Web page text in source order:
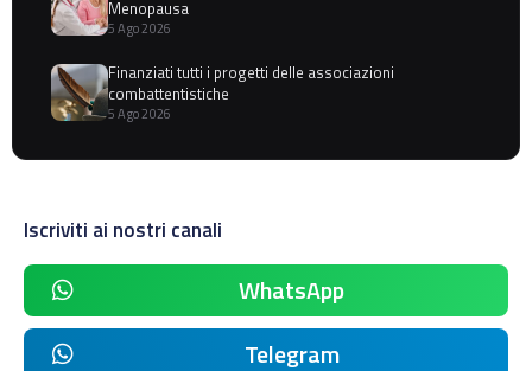
Menopausa
5 Ago 2026
Finanziati tutti i progetti delle associazioni
combattentistiche
5 Ago 2026
Iscriviti ai nostri canali
WhatsApp
Telegram